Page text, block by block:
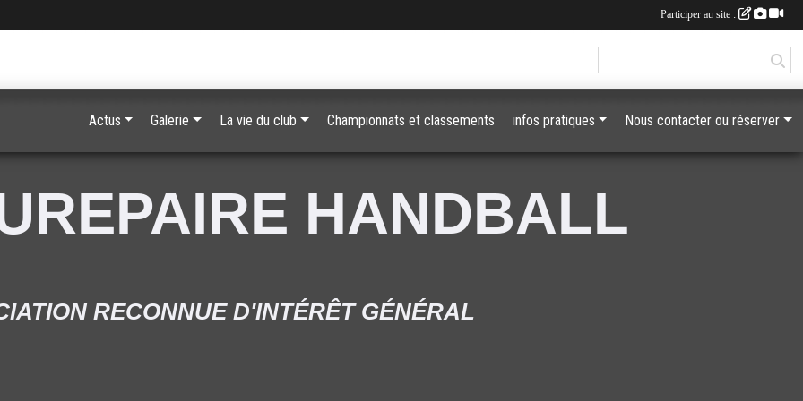
HANDBALL
RECONNUE D'INTÉRÊT GÉNÉRAL
Actus Galerie La vie du club Championnats et classements infos pratiques Nous contacter ou réserver
Participer au site :